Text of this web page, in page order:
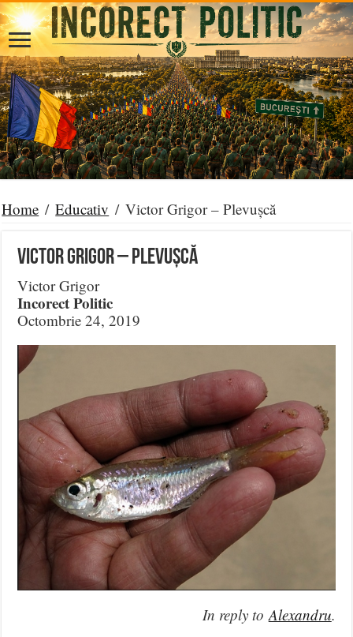
Home / Educativ / Victor Grigor – Plevușcă
Victor Grigor – Plevușcă
Victor Grigor
Incorect Politic
Octombrie 24, 2019
In reply toAlexandru.